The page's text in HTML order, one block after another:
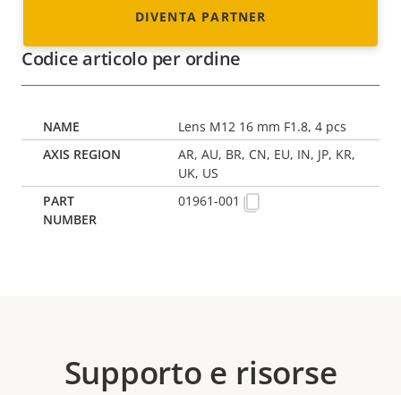
DIVENTA PARTNER
Codice articolo per ordine
Lens M12 16 mm F1.8, 4 pcs
AR, AU, BR, CN, EU, IN, JP, KR,
UK, US
01961-001
Supporto e risorse